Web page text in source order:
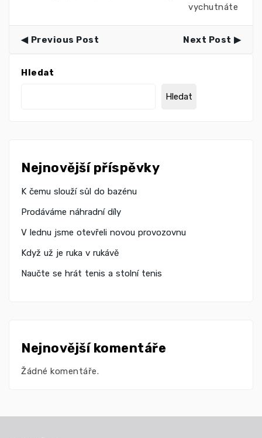
vychutnáte
Previous Post Next Post
Hledat
Hledat
Nejnovější příspěvky
K čemu slouží sůl do bazénu
Prodáváme náhradní díly
V lednu jsme otevřeli novou provozovnu
Když už je ruka v rukávě
Naučte se hrát tenis a stolní tenis
Nejnovější komentáře
Žádné komentáře.